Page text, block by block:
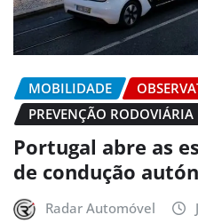
MOBILIDADE
PREVENÇÃO RODOVIÁRIA
Portugal abre as
de condução
Radar Automóvel